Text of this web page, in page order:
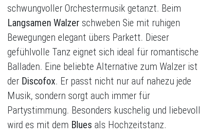
schwungvoller Orchestermusik getanzt. Beim
Langsamen Walzer schweben Sie mit ruhigen
Bewegungen elegant übers Parkett. Dieser
gefühlvolle Tanz eignet sich ideal für romantische
Balladen. Eine beliebte Alternative zum Walzer ist
der Discofox. Er passt nicht nur auf nahezu jede
Musik, sondern sorgt auch immer für
Partystimmung. Besonders kuschelig und liebevoll
wird es mit dem Blues als Hochzeitstanz.